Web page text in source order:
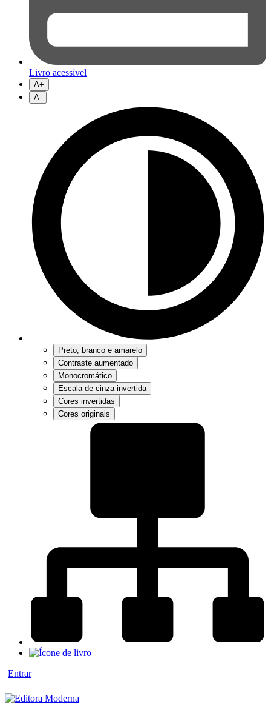
Livro acessível
A+
A-
Preto, branco e amarelo
Contraste aumentado
Monocromático
Escala de cinza invertida
Cores invertidas
Cores originais
Entrar